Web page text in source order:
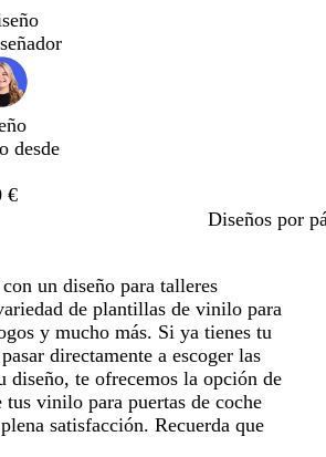
desde
€
Diseños por
un diseño para talleres
de plantillas de vinilo para
y mucho más. Si ya tienes tu
directamente a escoger las
diseño, te ofrecemos la opción de
tus vinilo para puertas de coche
satisfacción. Recuerda que